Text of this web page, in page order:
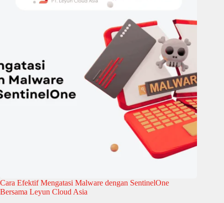
Cara Efektif Mengatasi Malware dengan SentinelOne
Bersama Leyun Cloud Asia